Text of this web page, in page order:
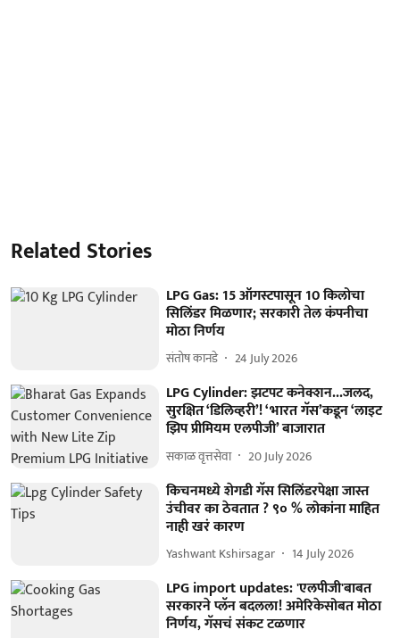
Related Stories
LPG Gas: 15 ऑगस्टपासून 10 किलोचा
सिलिंडर मिळणार; सरकारी तेल कंपनीचा
मोठा निर्णय
संतोष कानडे 24 July 2026
LPG Cylinder: झटपट कनेक्शन...जलद,
सुरक्षित ‘डिलिव्हरी’! ‘भारत गॅस’कडून ‘लाइट
झिप प्रीमियम एलपीजी’ बाजारात
सकाळ वृत्तसेवा 20 July 2026
किचनमध्ये शेगडी गॅस सिलिंडरपेक्षा जास्त
उंचीवर का ठेवतात ? ९० % लोकांना माहित
नाही खरं कारण
Yashwant Kshirsagar 14 July 2026
LPG import updates: 'एलपीजी'बाबत
सरकारने प्लॅन बदलला! अमेरिकेसोबत मोठा
निर्णय, गॅसचं संकट टळणार